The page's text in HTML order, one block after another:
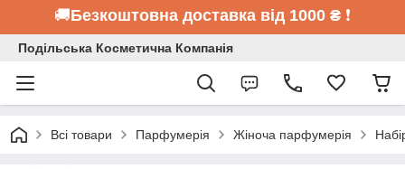
🚚Безкоштовна доставка від 1000 ₴ ❗
Подільська Косметична Компанія
Всі товари Парфумерія Жіноча парфумерія